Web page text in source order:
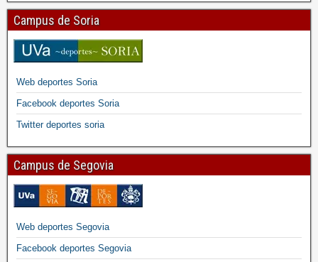
Campus de Soria
Web deportes Soria
Facebook deportes Soria
Twitter deportes soria
Campus de Segovia
Web deportes Segovia
Facebook deportes Segovia